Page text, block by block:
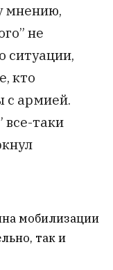
мнению,
не
ситуации,
кто
с армией.
все-таки
мобилизации
так и